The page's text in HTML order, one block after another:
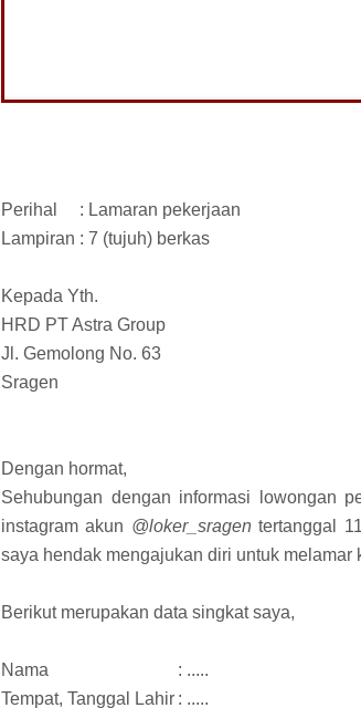
Perihal
: Lamaran pekerjaan
Lampiran : 7 (tujuh) berkas
Kepada Yth.
HRD PT Astra Group
Jl. Gemolong No. 63
Sragen
Dengan hormat,
Sehubungan dengan informasi lowongan
instagram akun @loker_sragentertanggal
saya hendak mengajukan diri untuk melamar
Berikut merupakan data singkat saya,
Nama
: .....
Tempat, Tanggal Lahir : .....